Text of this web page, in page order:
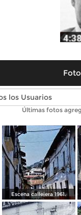
Fotos
Últimas fotos
Escena callejera 1961.